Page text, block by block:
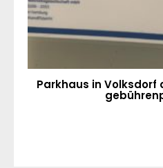
Parkhaus in